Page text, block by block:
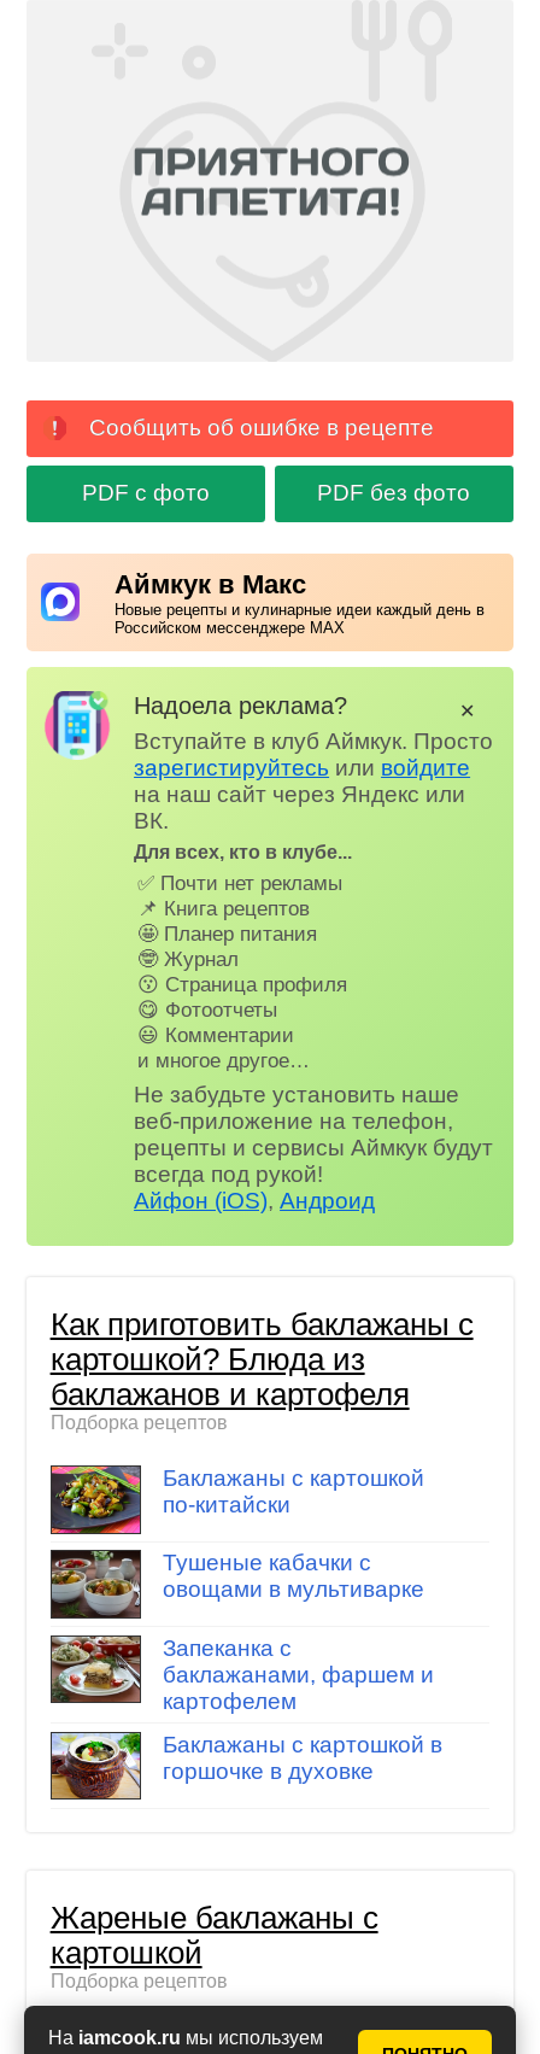
На iamcook.ru мы используем
Сообщить об ошибке в рецепте
PDF с фото PDF без фото
Аймкук в Макс
Новые рецепты и кулинарные идеи каждый день в
Российском мессенджере MAX
Надоела реклама?
Вступайте в клуб Аймкук. Просто
зарегистируйтесь или войдите
на наш сайт через Яндекс или
ВК.
Для всех, кто в клубе...
✅ Почти нет рекламы
📌 Книга рецептов
🤩 Планер питания
🤓 Журнал
😗 Страница профиля
😋 Фотоотчеты
😃 Комментарии
и многое другое…
Не забудьте установить наше
веб-приложение на телефон,
рецепты и сервисы Аймкук будут
всегда под рукой!
Айфон (iOS),Андроид
✕
Как приготовить баклажаны с
картошкой? Блюда из
баклажанов и картофеля
Подборка рецептов
Баклажаны с картошкой
по-китайски
Тушеные кабачки с
овощами в мультиварке
Запеканка с
баклажанами, фаршем и
картофелем
Баклажаны с картошкой в
горшочке в духовке
Жареные баклажаны с
картошкой
Подборка рецептов
Картофель с